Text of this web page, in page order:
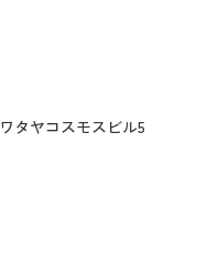
タヤコスモスビル5